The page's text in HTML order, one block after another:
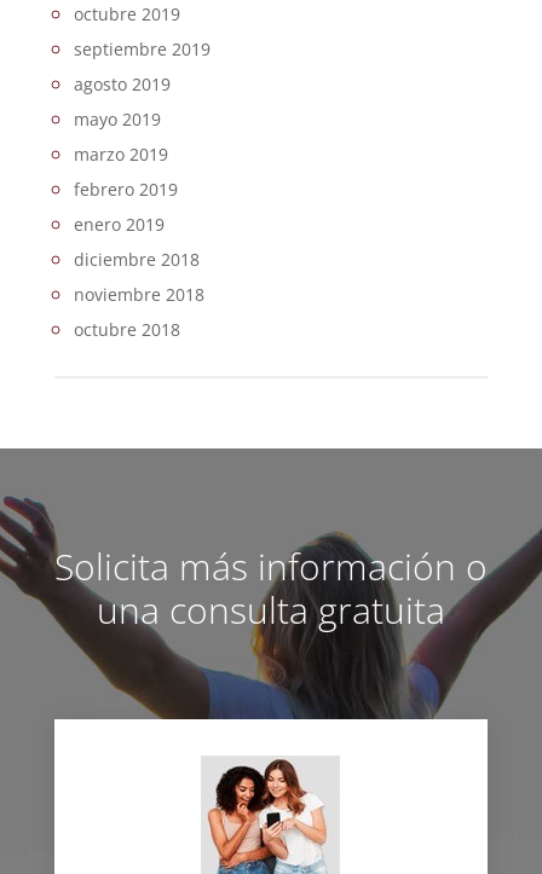
octubre 2019
septiembre 2019
agosto 2019
mayo 2019
marzo 2019
febrero 2019
enero 2019
diciembre 2018
noviembre 2018
octubre 2018
Solicita más información o
una consulta gratuita